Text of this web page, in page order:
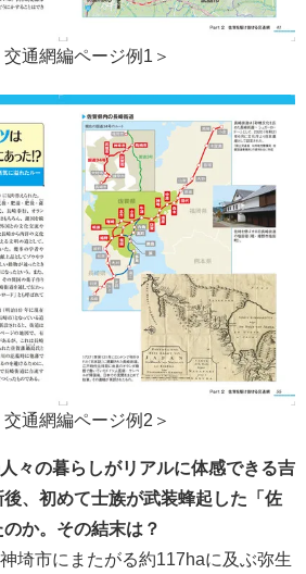
通網編ページ例1＞
通網編ページ例2＞
々の暮らしがリアルに体感できる吉
、初めて士族が武装蜂起した「佐
か。その結末は？
埼市にまたがる約117haに及ぶ弥生